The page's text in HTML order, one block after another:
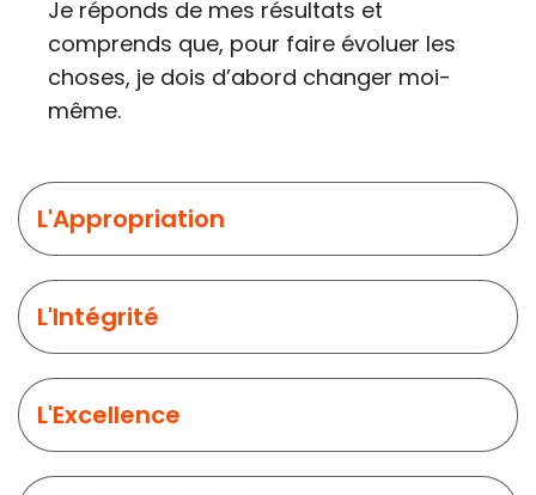
Je réponds de mes résultats et
comprends que, pour faire évoluer les
choses, je dois d’abord changer moi-
même.
L'Appropriation
L'Intégrité
L'Excellence